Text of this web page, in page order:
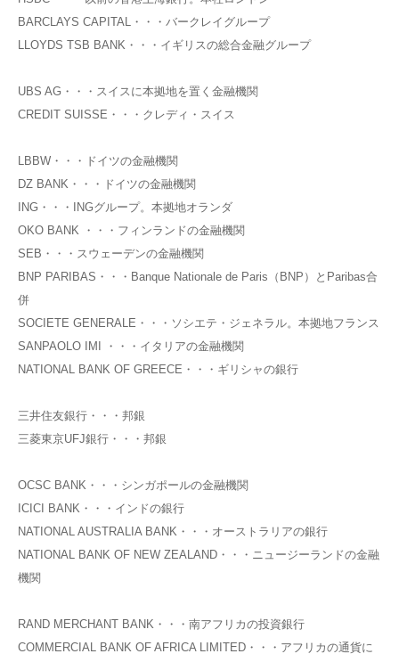
BARCLAYS CAPITAL・・・バークレイグループ
LLOYDS TSB BANK・・・イギリスの総合金融グループ
UBS AG・・・スイスに本拠地を置く金融機関
CREDIT SUISSE・・・クレディ・スイス
LBBW・・・ドイツの金融機関
DZ BANK・・・ドイツの金融機関
ING・・・INGグループ。本拠地オランダ
OKO BANK ・・・フィンランドの金融機関
SEB・・・スウェーデンの金融機関
BNP PARIBAS・・・Banque Nationale de Paris（BNP）とParibas合
併
SOCIETE GENERALE・・・ソシエテ・ジェネラル。本拠地フランス
SANPAOLO IMI ・・・イタリアの金融機関
NATIONAL BANK OF GREECE・・・ギリシャの銀行
三井住友銀行・・・邦銀
三菱東京UFJ銀行・・・邦銀
OCSC BANK・・・シンガポールの金融機関
ICICI BANK・・・インドの銀行
NATIONAL AUSTRALIA BANK・・・オーストラリアの銀行
NATIONAL BANK OF NEW ZEALAND・・・ニュージーランドの金融
機関
RAND MERCHANT BANK・・・南アフリカの投資銀行
COMMERCIAL BANK OF AFRICA LIMITED・・・アフリカの通貨に